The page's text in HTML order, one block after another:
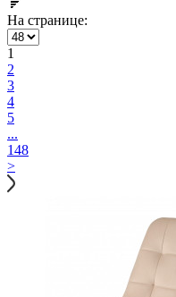
На странице:
1
2
3
4
5
...
148
>